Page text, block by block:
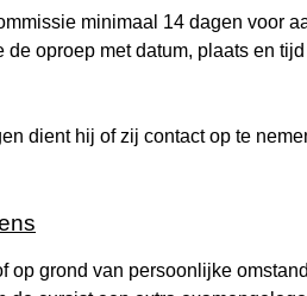
minimaal 14 dagen voor
oproep met datum, plaats en
dient hij of zij contact op te
op grond van persoonlijke